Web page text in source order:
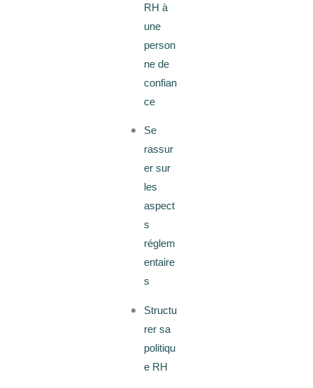
RH à
une
person
ne de
confian
ce
Se
rassur
er sur
les
aspect
s
réglem
entaire
s
Structu
rer sa
politiqu
e RH